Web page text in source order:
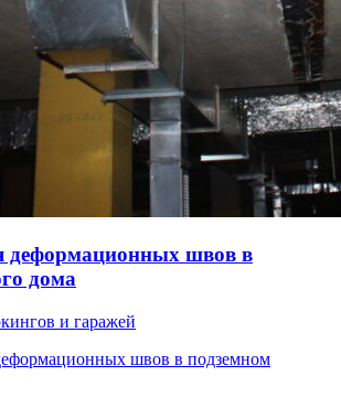
деформационных швов в
дома
и гаражей